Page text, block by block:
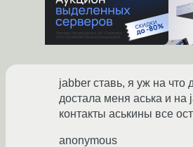
jabber ставь, я уж на что
достала меня аська и на
контакты аськины все
anonymous